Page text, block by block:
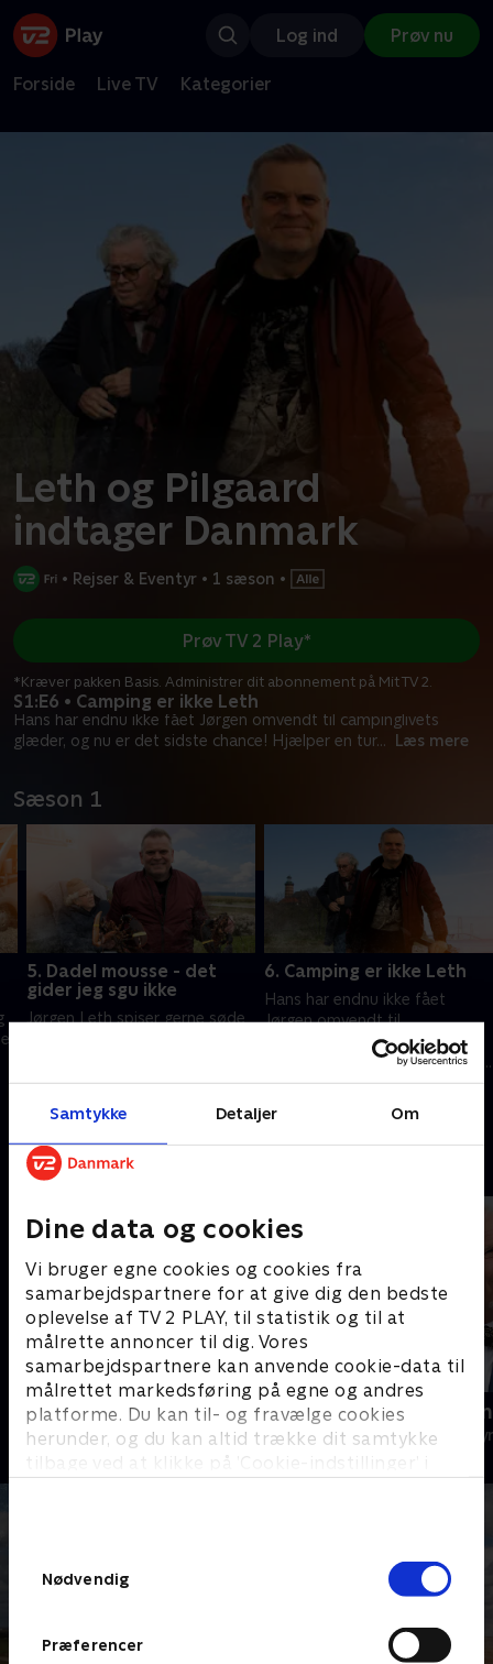
Samtykke Detaljer Om
Dine data og cookies
Vi bruger egne cookies og cookies fra
samarbejdspartnere for at give dig den bedste
oplevelse af TV 2 PLAY, til statistik og til at
målrette annoncer til dig. Vores
samarbejdspartnere kan anvende cookie-data til
målrettet markedsføring på egne og andres
platforme. Du kan til- og fravælge cookies
herunder, og du kan altid trække dit samtykke
tilbage ved at klikke på ’Cookie-indstillinger’ i
Nødvendig
Præferencer
Log ind Prøv nu
Forside Live TV Kategorier
Leth og Pilgaard
indtager Danmark
• Rejser & Eventyr • 1 sæson •
S1:E6 • Camping er ikke Leth
Hans har endnu ikke fået Jørgen omvendt til campinglivets
glæder, og nu er det sidste chance! Hjælper en tur... Læs mere
Prøv TV 2 Play*
*Kræver pakken Basis. Administrer dit abonnement på Mit TV 2.
Sæson 1
5. Dadel mousse - det
gider jeg sgu ikke
Jørgen Leth spiser gerne søde
Pilgaard, at de skal køre til Fyn
brunsviger!.
8. september 2021 • 30 min
6. Camping er ikke Leth
Hans har endnu ikke fået
Jørgen omvendt til
campinglivets glæder, og nu er
det sidste chance! Hjælper en
tur til Sprogø, på destilleri og
Andre så også
Mit Spanien
Rejser & Eventyr • 2 sæsoner
Chili Klaus
Rejser &